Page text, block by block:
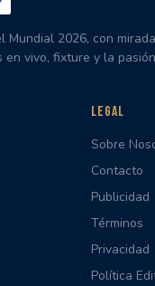
Mundial 2026, con
en vivo, fixture y la
LEGAL
Sobre
Contacto
Publicidad
Términos
Privacidad
Política